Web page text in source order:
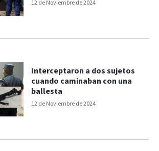
12 de Noviembre de 2024
12 de Noviembre de 2024
Interceptaron a dos sujetos
cuando caminaban con una
ballesta